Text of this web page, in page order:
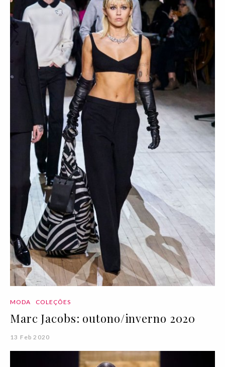
MODA COLEÇÕES
Marc Jacobs: outono/inverno 2020
13 Feb 2020